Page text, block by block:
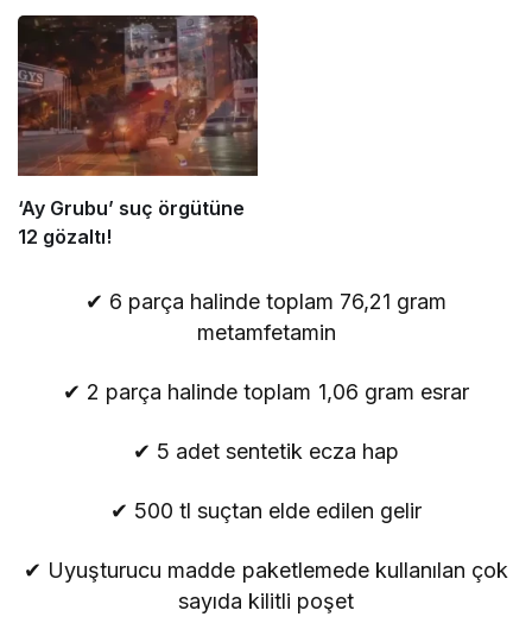
‘Ay Grubu’ suç örgütüne
12 gözaltı!
✔ 6 parça halinde toplam 76,21 gram
metamfetamin
✔ 2 parça halinde toplam 1,06 gram esrar
✔ 5 adet sentetik ecza hap
✔ 500 tl suçtan elde edilen gelir
✔ Uyuşturucu madde paketlemede kullanılan çok
sayıda kilitli poşet